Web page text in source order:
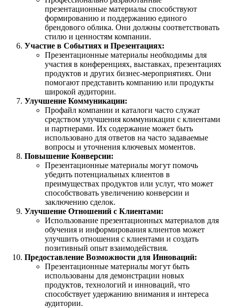
презентационные материалы способствуют
формированию и поддержанию единого
брендового облика. Они должны соответствовать
стилю и ценностям компании.
Участие в Событиях и Презентациях:
Презентационные материалы необходимы для
участия в конференциях, выставках, презентациях
продуктов и других бизнес-мероприятиях. Они
помогают представить компанию или продукты
широкой аудитории.
Улучшение Коммуникации:
Профайл компании и каталоги часто служат
средством улучшения коммуникации с клиентами
и партнерами. Их содержание может быть
использовано для ответов на часто задаваемые
вопросы и уточнения ключевых моментов.
Повышение Конверсии:
Презентационные материалы могут помочь
убедить потенциальных клиентов в
преимуществах продуктов или услуг, что может
способствовать увеличению конверсии и
заключению сделок.
Улучшение Отношений с Клиентами:
Использование презентационных материалов для
обучения и информирования клиентов может
улучшить отношения с клиентами и создать
позитивный опыт взаимодействия.
Предоставление Возможности для Инноваций:
Презентационные материалы могут быть
использованы для демонстрации новых
продуктов, технологий и инноваций, что
способствует удержанию внимания и интереса
аудитории.